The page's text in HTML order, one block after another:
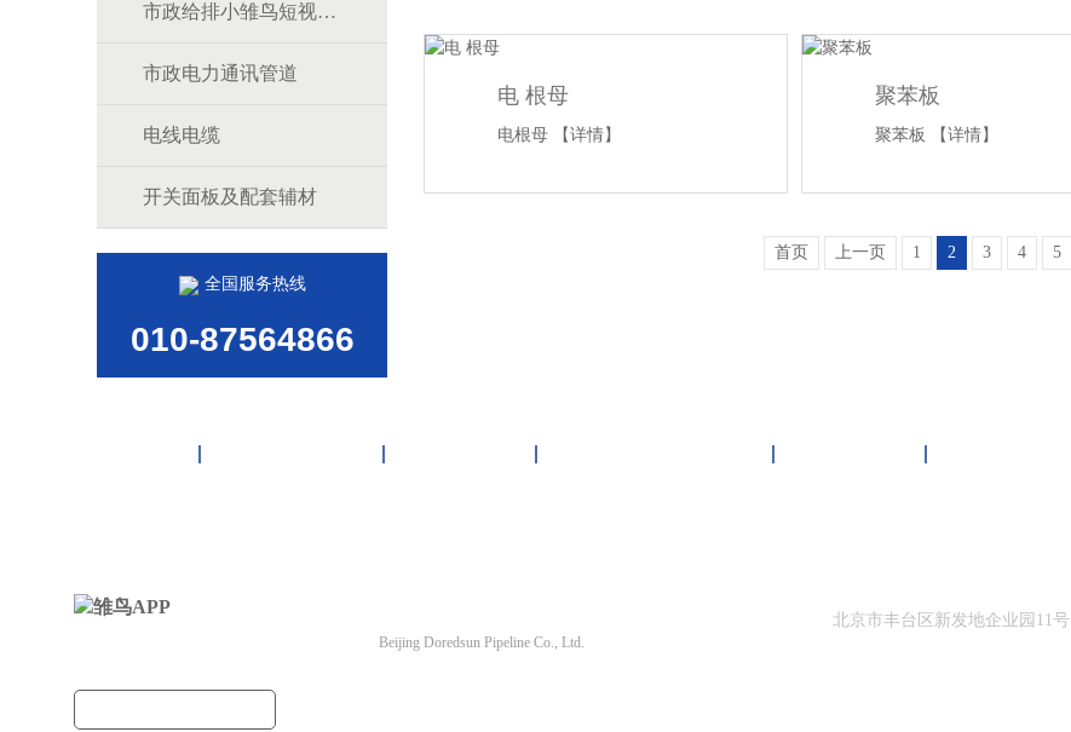
市政给排小雏鸟短视频道
市政电力通讯管道
电线电缆
开关面板及配套辅材
全国服务热线
010-87564866
电 根母
电根母 【详情】
聚苯板
聚苯板 【详情】
首页 上一页 1 2 3 4 5
Beijing Doredsun Pipeline Co., Ltd.
北京市丰台区新发地企业园11号